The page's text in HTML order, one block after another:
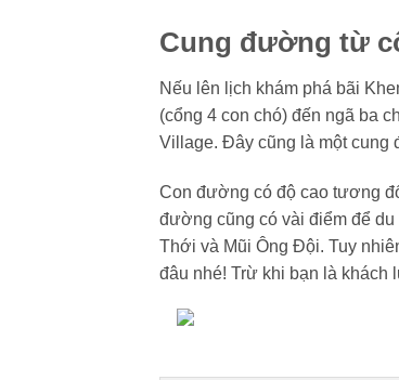
Cung đường từ
Nếu lên lịch khám phá bãi
(cổng 4 con chó) đến ngã ba
Village. Đây cũng là một cung
Con đường có độ cao tương
đường cũng có vài điểm để
Thới và Mũi Ông Đội. Tuy
đâu nhé! Trừ khi bạn là khách